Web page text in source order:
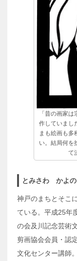
「昔の画家
作していまし
まも絵画も多
い。結局何を
て
とみさわ かよの
神戸のまちとそこ
ている。平成25年
の会及川記念芸術
剪画協会会員・認
文化センター講師。